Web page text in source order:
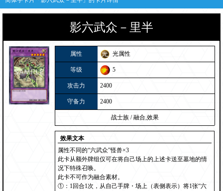
影六武众－里半
属性 光属性
等级 5
攻击力 2400
守备力 2400
战士族 / 融合,效果
效果文本
属性不同的“六武众”怪兽×3
此卡从额外牌组仅可在将自己场上的上述卡送至墓地的情
况下特殊召唤。
此卡不可作为融合素材。
①：1回合1次，从自己手牌・场上（表侧表示）将1张“六